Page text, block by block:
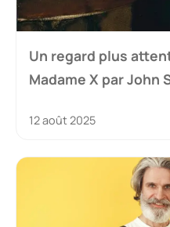
Un regard plus
Madame X par John
12 août 2025